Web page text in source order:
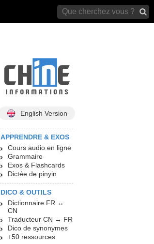
English Version
APPRENDRE & EXOS
Cours audio en ligne
Grammaire
Exos & Flashcards
Dictée de pinyin
DICO & OUTILS
Dictionnaire FR ↔
CN
Traducteur CN → FR
Dico de synonymes
+50 ressources